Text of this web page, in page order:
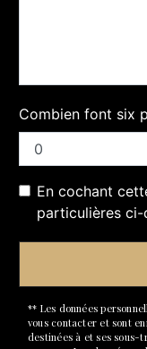
Combien font six
En cochant
particulières ci-
** Les données
vous contacter et sont
destinées à et ses